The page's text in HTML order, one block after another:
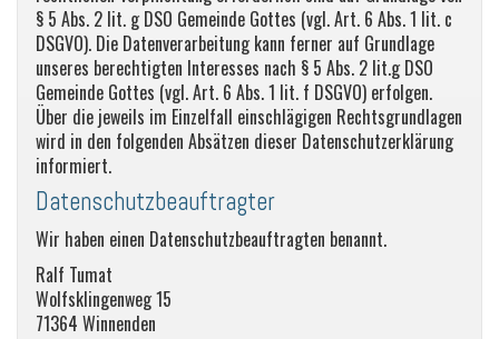
§ 5 Abs. 2 lit. g DSO Gemeinde Gottes (vgl. Art. 6 Abs. 1 lit. c
DSGVO). Die Datenverarbeitung kann ferner auf Grundlage
unseres berechtigten Interesses nach § 5 Abs. 2 lit.g DSO
Gemeinde Gottes (vgl. Art. 6 Abs. 1 lit. f DSGVO) erfolgen.
Über die jeweils im Einzelfall einschlägigen Rechtsgrundlagen
wird in den folgenden Absätzen dieser Datenschutzerklärung
informiert.
Datenschutzbeauftragter
Wir haben einen Datenschutzbeauftragten benannt.
Ralf Tumat
Wolfsklingenweg 15
71364 Winnenden